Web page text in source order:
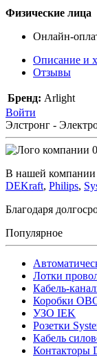
Физические лица
Онлайн-
Описание и
Отзывы
Бренд: Arlight
Войти
Элстронг -
В нашей компании
DEKraft, Philips,
Благодаря
Популярное
Лотки
Кабель-
Коробки
УЗО IEK
Розетки
Кабель
Контакторы